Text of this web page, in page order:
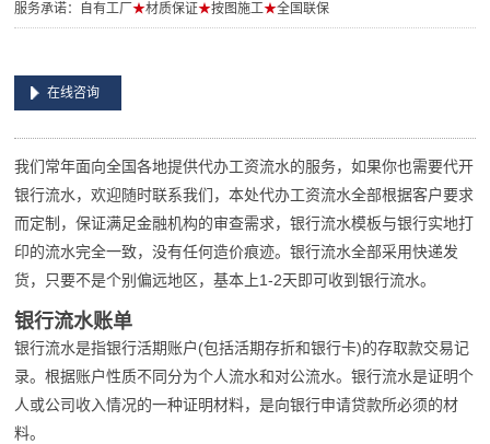
服务承诺：自有工厂★材质保证★按图施工★全国联保
在线咨询
我们常年面向全国各地提供代办工资流水的服务，如果你也需要代开
银行流水，欢迎随时联系我们，本处代办工资流水全部根据客户要求
而定制，保证满足金融机构的审查需求，银行流水模板与银行实地打
印的流水完全一致，没有任何造价痕迹。银行流水全部采用快递发
货，只要不是个别偏远地区，基本上1-2天即可收到银行流水。
银行流水账单
银行流水是指银行活期账户(包括活期存折和银行卡)的存取款交易记
录。根据账户性质不同分为个人流水和对公流水。银行流水是证明个
人或公司收入情况的一种证明材料，是向银行申请贷款所必须的材
料。